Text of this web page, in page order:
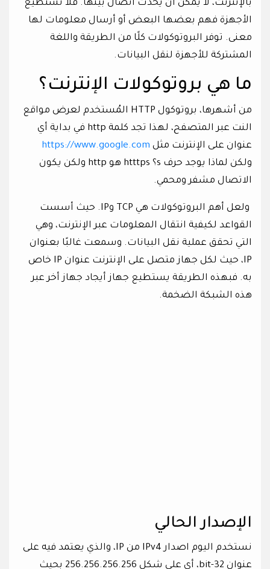
بالإنترنت، لا يمكن أن يحدث اتصال بينها. فلا تستطيع
الأجهزة فهم بعضها البعض أو أرسال معلومات لها
معنى. توفر البروتوكولات كلًا من الطريقة واللغة
المشتركة للأجهزة لنقل البيانات.
ما هي بروتوكولات الإنترنت؟
من أشهرها، بروتوكول HTTP المُستخدم لعرض مواقع
النت عبر المتصفح، لهذا تجد كلمة http في بداية أي
عنوان على الإنترنت مثل https://www.google.com
ولكن لماذا يوجد حرف s؟ htttps هو http ولكن يكون
الاتصال مشفر ومحمي.
ولعل أهم البروتوكولات هي TCP وIP. حيث أسست
القواعد لكيفية انتقال المعلومات عبر الإنترنت، وهي
التي تحقق عملية نقل البيانات. وسمعت غالبًا بعنوان
IP، حيث لكل جهاز متصل على الإنترنت عنوان IP خاص
به. فبهذه الطريقة يستطيع جهاز أيجاد جهاز أخر عبر
هذه الشبكة الضخمة.
الإصدار الحالي
نستخدم اليوم اصدار IPv4 من IP، والذي يعتمد فيه على
عنوان 32-bit، أي على شكل 256.256.256.256 بحيث